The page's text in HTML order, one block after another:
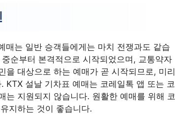
매는 일반 승객들에게는 마치 전쟁과도 같습
순부터 본격적으로 시작되었으며, 교통약자
을 대상으로 하는 예매가 곧 시작되므로, 미리
KTX 설날 기차표 예매는 코레일톡 앱 또는 코
는 지원되지 않습니다. 원활한 예매를 위해 코
지하는 것이 좋습니다.